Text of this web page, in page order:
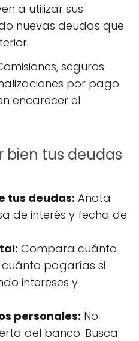
a utilizar sus
nuevas deudas que
seguros
por pago
encarecer el
bien tus deudas
tus deudas: Anota
de interés y fecha de
Compara cuánto
pagarías si
intereses y
personales: No
del banco. Busca